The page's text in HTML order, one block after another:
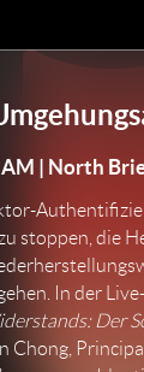
| North
stoppen, die
In der
Der
Chong,